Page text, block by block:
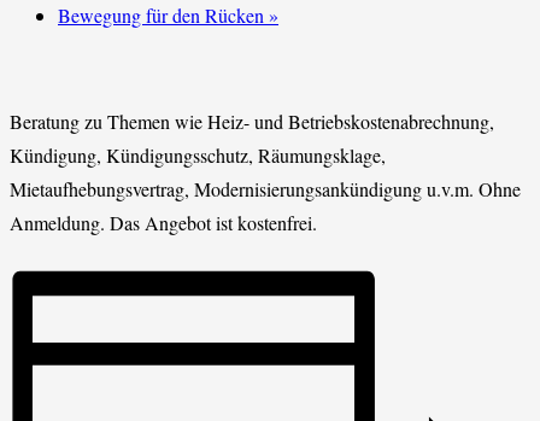
Bewegung für den Rücken »
Beratung zu Themen wie Heiz- und Betriebskostenabrechnung,
Kündigung, Kündigungsschutz, Räumungsklage,
Mietaufhebungsvertrag, Modernisierungsankündigung u.v.m. Ohne
Anmeldung. Das Angebot ist kostenfrei.